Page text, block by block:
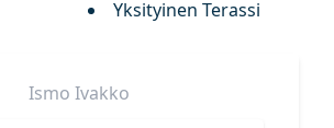
Yksityinen Terassi
Ismo Ivakko